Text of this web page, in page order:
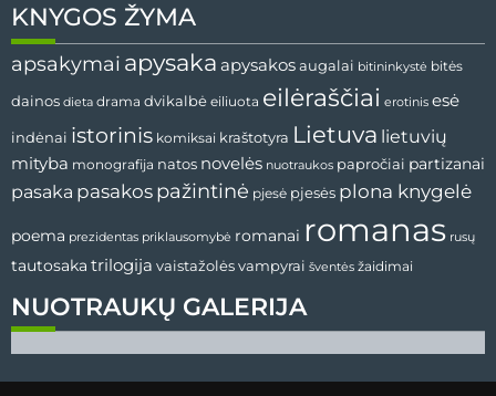
NUOTRAUKŲ GALERIJA
KNYGOS ŽYMA
apsakymai apysaka apysakos augalai bitininkystė bitės
dainos dieta drama dvikalbė eiliuota eilėraščiai erotinis esė
indėnai istorinis komiksai kraštotyra Lietuva lietuvių
mityba monografija natos novelės nuotraukos papročiai partizanai
pasaka pasakos pažintinė pjesė pjesės plona knygelė
poema prezidentas priklausomybė romanai romanas rusų
tautosaka trilogija vaistažolėsvampyrai šventės žaidimai